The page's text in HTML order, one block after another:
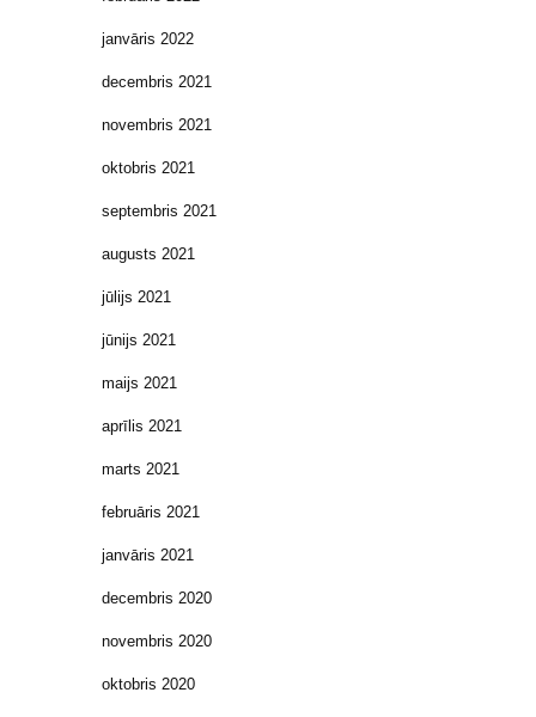
janvāris 2022
decembris 2021
novembris 2021
oktobris 2021
septembris 2021
augusts 2021
jūlijs 2021
jūnijs 2021
maijs 2021
aprīlis 2021
marts 2021
februāris 2021
janvāris 2021
decembris 2020
novembris 2020
oktobris 2020